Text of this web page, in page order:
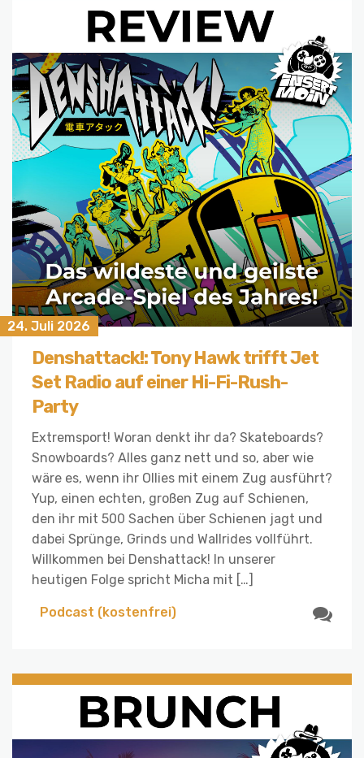
24. Juli 2026
Denshattack!: Tony Hawk trifft Jet
Set Radio auf einer Hi-Fi-Rush-
Party
Extremsport! Woran denkt ihr da? Skateboards?
Snowboards? Alles ganz nett und so, aber wie
wäre es, wenn ihr Ollies mit einem Zug ausführt?
Yup, einen echten, großen Zug auf Schienen,
den ihr mit 500 Sachen über Schienen jagt und
dabei Sprünge, Grinds und Wallrides vollführt.
Willkommen bei Denshattack! In unserer
heutigen Folge spricht Micha mit […]
Podcast (kostenfrei)